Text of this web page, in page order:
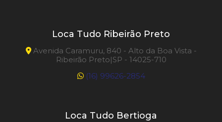
Loca Tudo Ribeirão Preto
Avenida Caramuru, 840 - Alto da Boa Vista -
Ribeirão Preto|SP - 14025-710
(16) 99626-2854
Loca Tudo Bertioga